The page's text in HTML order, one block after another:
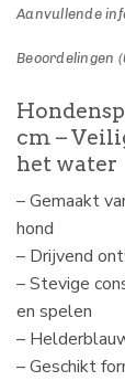
Aanvullende
Beoordelingen
cm –
het water
– Gemaakt
hond
– Drijvend
– Stevige
en spelen
–
– Geschikt